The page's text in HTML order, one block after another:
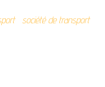
société de transport